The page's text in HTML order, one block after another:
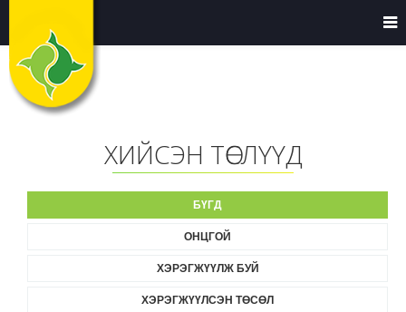
ХИЙСЭН ТӨСЛҮҮД
БҮГД
ОНЦГОЙ
ХЭРЭГЖҮҮЛЖ БУЙ
ХЭРЭГЖҮҮЛСЭН ТӨСӨЛ